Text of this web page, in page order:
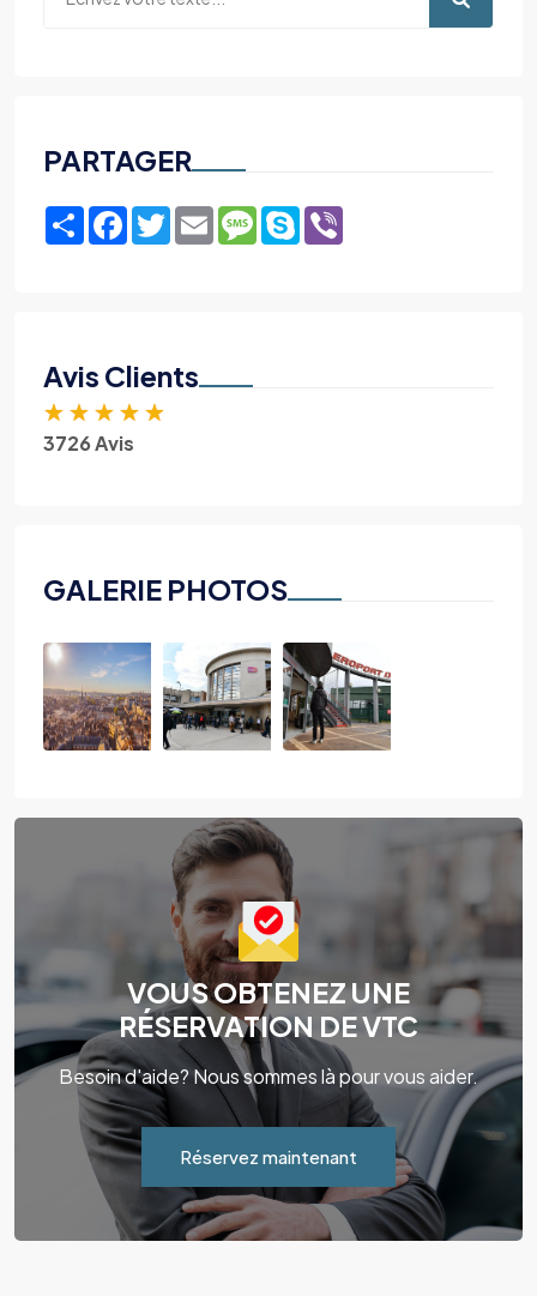
PARTAGER
ShareFacebook
TwitterEmailMessage
Skype
Avis Clients
★ ★ ★ ★ ★
3726 Avis
GALERIE PHOTOS
VOUS OBTENEZ UNE
RÉSERVATION DE VTC
Besoin d'aide? Nous sommes là pour vous aider.
Réservez maintenant